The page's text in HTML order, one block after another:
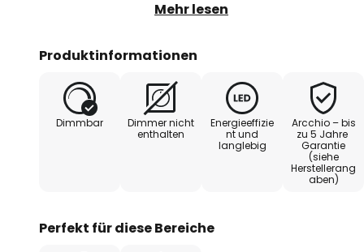
zusammensetzt. An der
einer guten Grundbeleuchtung.
punktet die LED-Pendelleuchte
Verarbeitung und ist ein sehr
zeitgemäße Wohn- und
Mehr lesen
Produktinformationen
Dimmbar
Dimmer nicht
enthalten
Energieeffizie
nt und
langlebig
Arcchio – bis
zu 5 Jahre
Garantie
(siehe
Herstellerang
aben)
Perfekt für diese Bereiche